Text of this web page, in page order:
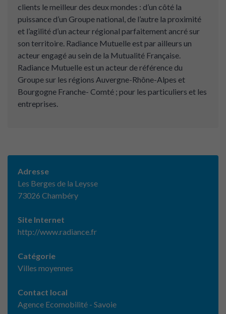
clients le meilleur des deux mondes : d’un côté la
puissance d’un Groupe national, de l’autre la proximité
et l’agilité d’un acteur régional parfaitement ancré sur
son territoire. Radiance Mutuelle est par ailleurs un
acteur engagé au sein de la Mutualité Française.
Radiance Mutuelle est un acteur de référence du
Groupe sur les régions Auvergne-Rhône-Alpes et
Bourgogne Franche- Comté ; pour les particuliers et les
entreprises.
Adresse
Les Berges de la Leysse
73026 Chambéry
Site Internet
http://www.radiance.fr
Catégorie
Villes moyennes
Contact local
Agence Ecomobilité - Savoie